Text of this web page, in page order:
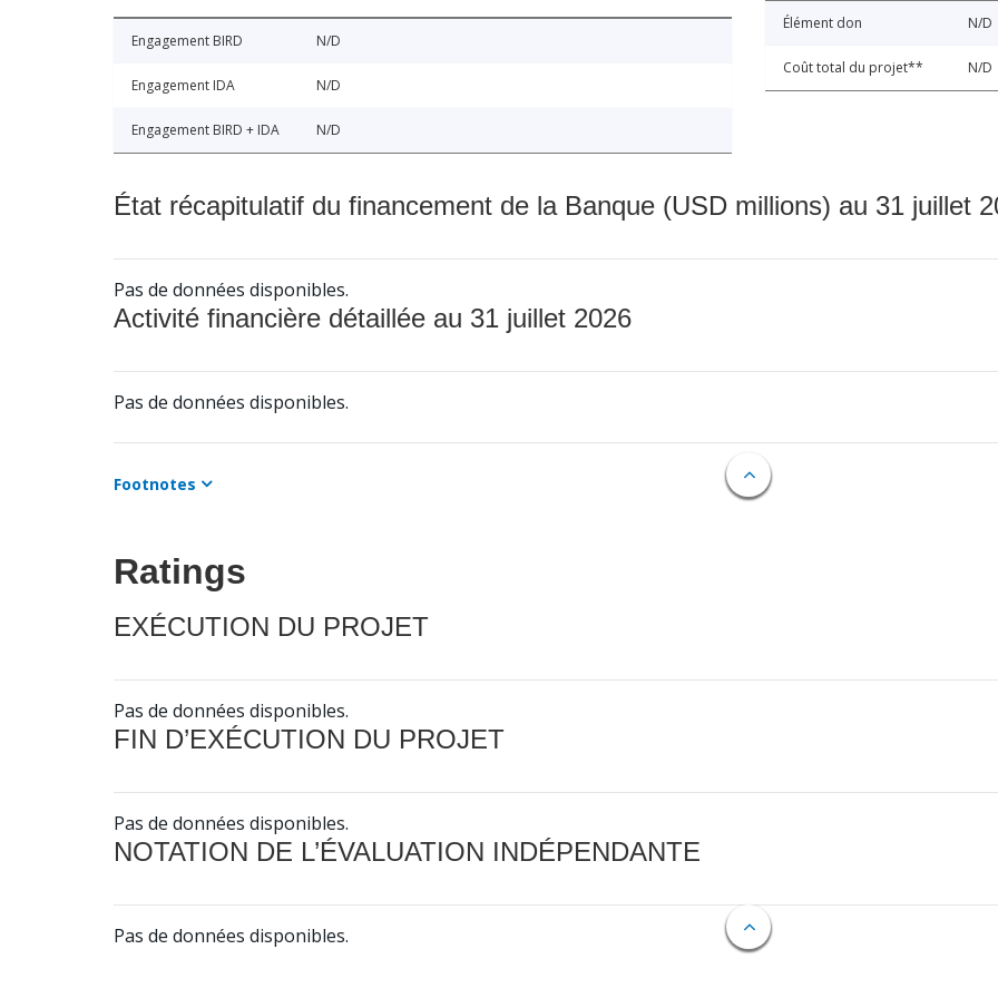
Engagement BIRD N/D
Engagement IDA N/D
Engagement BIRD + IDA N/D
Élément don N/D
Coût total du projet** N/D
État récapitulatif du financement de la Banque (USD millions) au 31 juillet
Pas de données disponibles.
Activité financière détaillée au 31 juillet 2026
Pas de données disponibles.
Footnotes
Ratings
EXÉCUTION DU PROJET
Pas de données disponibles.
FIN D’EXÉCUTION DU PROJET
Pas de données disponibles.
NOTATION DE L’ÉVALUATION INDÉPENDANTE
Pas de données disponibles.